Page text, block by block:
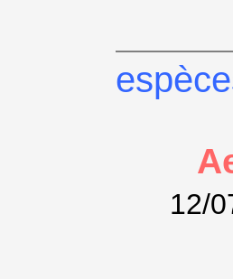
12/